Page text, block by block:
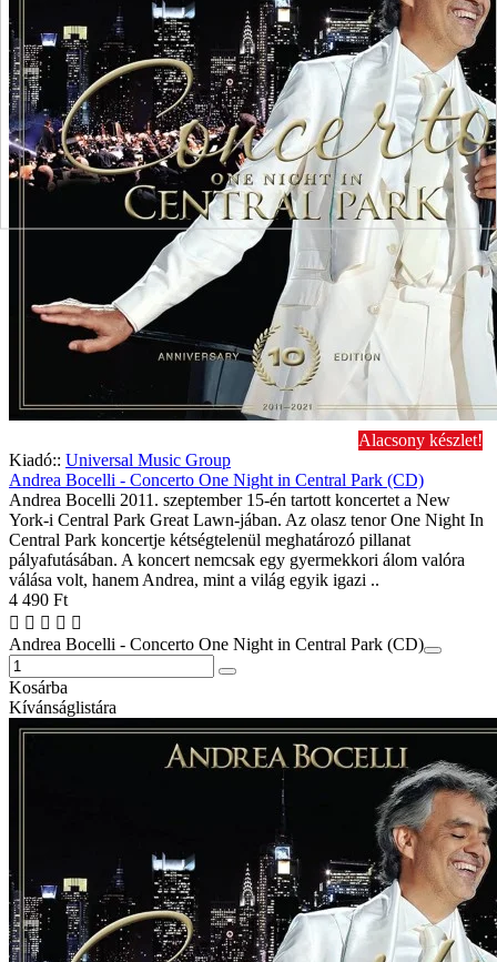
Alacsony készlet!
Kiadó:: Universal Music Group
Andrea Bocelli - Concerto One Night in Central Park (CD)
Andrea Bocelli 2011. szeptember 15-én tartott koncertet a New
York-i Central Park Great Lawn-jában. Az olasz tenor One Night In
Central Park koncertje kétségtelenül meghatározó pillanat
pályafutásában. A koncert nemcsak egy gyermekkori álom valóra
válása volt, hanem Andrea, mint a világ egyik igazi ..
4 490 Ft
Andrea Bocelli - Concerto One Night in Central Park (CD)
Kosárba
Kívánságlistára